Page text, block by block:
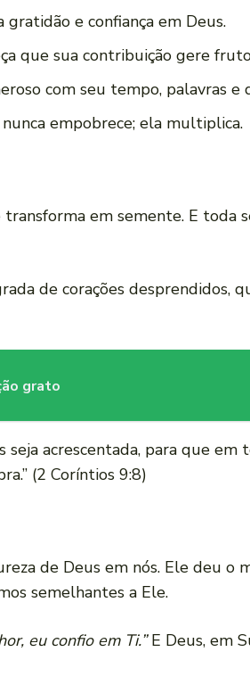
e confiança em Deus.
que sua contribuição gere
com seu tempo, palavras e
empobrece; ela multiplica.
transforma em semente. E
de corações
grato
seja acrescentada, para que
(2 Coríntios 9:8)
de Deus em nós. Ele deu
semelhantes a Ele.
eu confio em Ti.”E Deus, em